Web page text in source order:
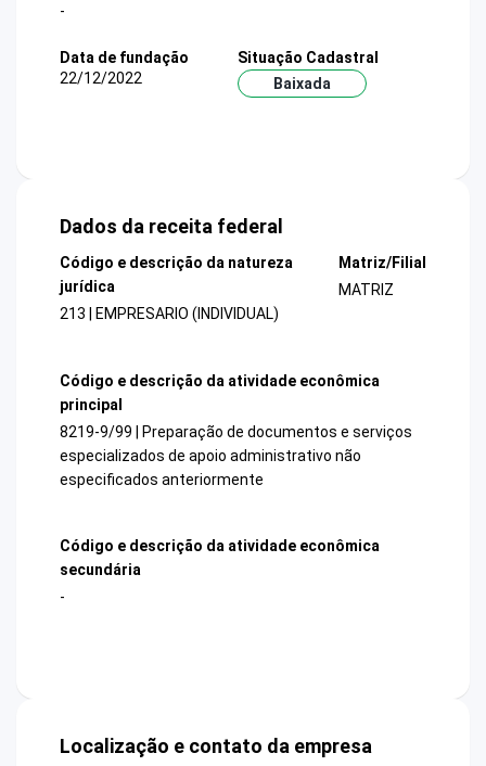
-
Data de fundação
22/12/2022
Situação Cadastral
Baixada
Dados da receita federal
Código e descrição da natureza
jurídica
213 | EMPRESARIO (INDIVIDUAL)
Matriz/Filial
MATRIZ
Código e descrição da atividade econômica
principal
8219-9/99 | Preparação de documentos e serviços
especializados de apoio administrativo não
especificados anteriormente
Código e descrição da atividade econômica
secundária
-
Localização e contato da empresa